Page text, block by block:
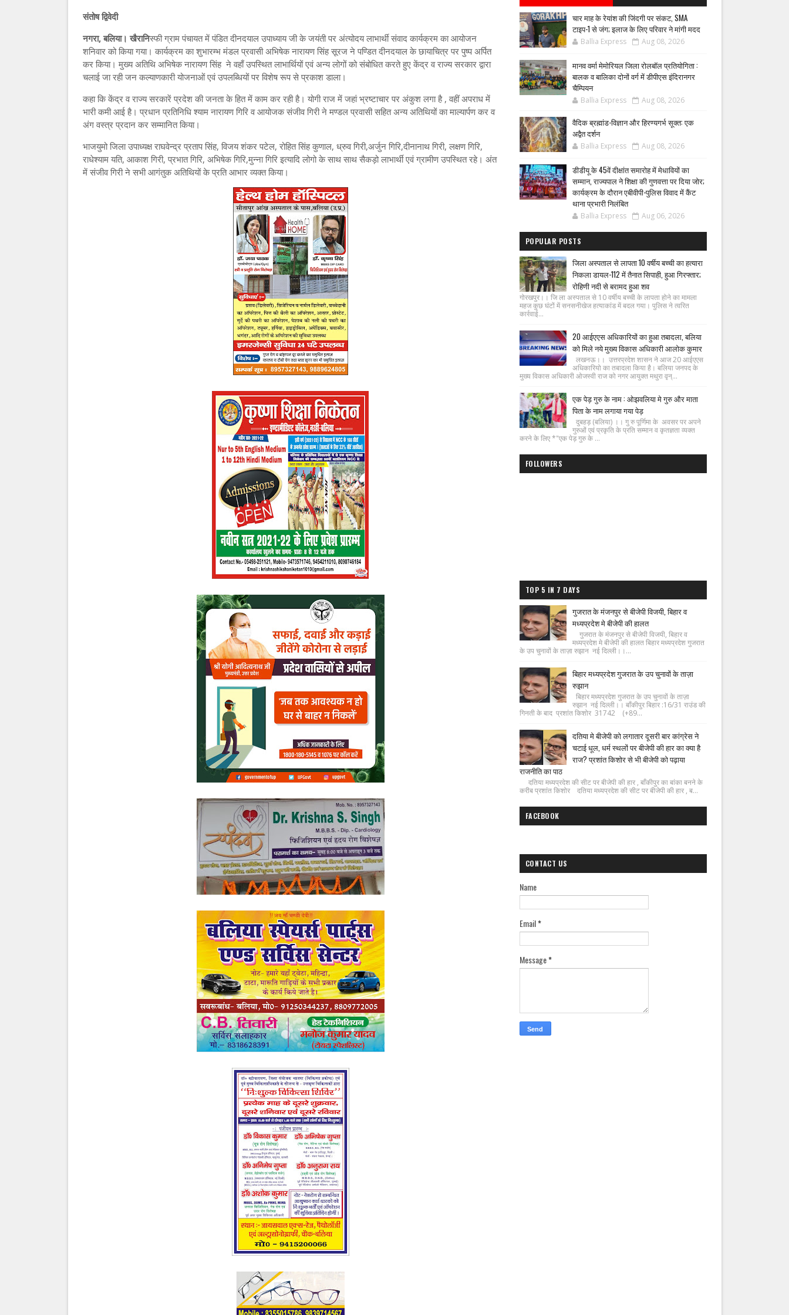
संतोष द्विवेदी
नगरा, बलिया। खैरानिस्फी ग्राम पंचायत में पंडित दीनदयाल उपाध्याय जी के जयंती पर अंत्योदय लाभार्थी संवाद कार्यक्रम का आयोजन
शनिवार को किया गया। कार्यक्रम का शुभारम्भ मंडल प्रवासी अभिषेक नारायण सिंह सूरज ने पण्डित दीनदयाल के छायाचित्र पर पुष्प अर्पित
कर किया। मुख्य अतिथि अभिषेक नारायण सिंह ने वहाँ उपस्थित लाभार्थियों एवं अन्य लोगों को संबोधित करते हुए केंद्र व राज्य सरकार द्वारा
चलाई जा रही जन कल्याणकारी योजनाओं एवं उपलब्धियों पर विशेष रूप से प्रकाश डाला।
कहा कि केंद्र व राज्य सरकारें प्रदेश की जनता के हित में काम कर रही है। योगी राज में जहां भ्रष्टाचार पर अंकुश लगा है , वहीं अपराध में
भारी कमी आई है। प्रधान प्रतिनिधि श्याम नारायण गिरि व आयोजक संजीव गिरी ने मण्डल प्रवासी सहित अन्य अतिथियों का माल्यार्पण कर व
अंग वस्त्र प्रदान कर सम्मानित किया।
भाजयुमो जिला उपाध्यक्ष राघवेन्द्र प्रताप सिंह, विजय शंकर पटेल, रोहित सिंह कुणाल, ध्रुव गिरी,अर्जुन गिरि,दीनानाथ गिरी, लक्षण गिरि,
राधेश्याम यति, आकाश गिरी, प्रभात गिरि, अभिषेक गिरि,मुन्ना गिरि इत्यादि लोगो के साथ साथ सैकड़ो लाभार्थी एवं ग्रामीण उपस्थित रहे। अंत
में संजीव गिरी ने सभी आगंतुक अतिथियों के प्रति आभार व्यक्त किया।
चार माह के रेयांश की जिंदगी पर संकट, SMA
टाइप-1 से जंग; इलाज के लिए परिवार ने मांगी मदद
Ballia Express Aug 08, 2026
मानव वर्मा मेमोरियल जिला रोलबॉल प्रतियोगिता :
बालक व बालिका दोनों वर्ग में डीपीएस इंदिरानगर
चैम्पियन
Ballia Express Aug 08, 2026
वैदिक ब्रह्मांड-विज्ञान और हिरण्यगर्भ सूक्त: एक
अद्वैत दर्शन
Ballia Express Aug 08, 2026
डीडीयू के 45वें दीक्षांत समारोह में मेधावियों का
सम्मान, राज्यपाल ने शिक्षा की गुणवत्ता पर दिया जोर;
कार्यक्रम के दौरान एबीवीपी-पुलिस विवाद में कैंट
थाना प्रभारी निलंबित
Ballia Express Aug 06, 2026
POPULAR POSTS
जिला अस्पताल से लापता 10 वर्षीय बच्ची का हत्यारा
निकला डायल-112 में तैनात सिपाही, हुआ गिरफ्तार;
रोहिणी नदी से बरामद हुआ शव
गोरखपुर।। जि ला अस्पताल से 10 वर्षीय बच्ची के लापता होने का मामला
महज कुछ घंटों में सनसनीखेज हत्याकांड में बदल गया। पुलिस ने त्वरित
कार्रवाई...
20 आईएएस अधिकारियों का हुआ तबादला, बलिया
को मिले नये मुख्य विकास अधिकारी आलोक कुमार
लखनऊ।। उत्तरप्रदेश शासन ने आज 20 आईएएस
अधिकारियो का तबादला किया है। बलिया जनपद के
मुख्य विकास अधिकारी ओजस्वी राज को नगर आयुक्त मथुरा वृन्...
एक पेड़ गुरु के नाम : ओझवलिया मे गुरु और माता
पिता के नाम लगाया गया पेड़
दुबहड़ (बलिया) ।। गु रु पूर्णिमा के अवसर पर अपने
गुरुओं एवं प्रकृति के प्रति सम्मान व कृतज्ञता व्यक्त
करने के लिए *"एक पेड़ गुरु के ...
FOLLOWERS
TOP 5 IN 7 DAYS
गुजरात के मंजनपुर से बीजेपी विजयी, बिहार व
मध्यप्रदेश मे बीजेपी की हालत
गुजरात के मंजनपुर से बीजेपी विजयी, बिहार व
मध्यप्रदेश मे बीजेपी की हालत बिहार मध्यप्रदेश गुजरात
के उप चुनावों के ताज़ा रुझान नई दिल्ली।।...
बिहार मध्यप्रदेश गुजरात के उप चुनावों के ताज़ा
रुझान
बिहार मध्यप्रदेश गुजरात के उप चुनावों के ताज़ा
रुझान नई दिल्ली।। बाँकीपुर बिहार :16/31 राउंड की
गिनती के बाद प्रशांत किशोर 31742 (+89...
दतिया मे बीजेपी को लगातार दूसरी बार कांग्रेस ने
चटाई धूल, धर्म स्थलों पर बीजेपी की हार का क्या है
राज? प्रशांत किशोर से भी बीजेपी को पढ़ाया
राजनीति का पाठ
दतिया मध्यप्रदेश की सीट पर बीजेपी की हार , बाँकीपुर का बांका बनने के
करीब प्रशांत किशोर दतिया मध्यप्रदेश की सीट पर बीजेपी की हार , ब...
FACEBOOK
CONTACT US
Name
Email*
Message*